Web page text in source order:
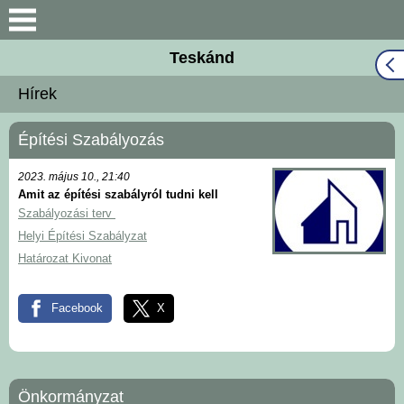
Keresés
Közös Önkormányzati
Hivatal
Naptár
Választási információk
Bemutatkozás
Önkormányzat
Teskánd
Hírek
Építési Szabályozás
2023. május 10., 21:40
Amit az építési szabályról tudni kell
Szabályozási terv
Helyi Építési Szabályzat
Határozat Kivonat
Facebook X
Önkormányzat